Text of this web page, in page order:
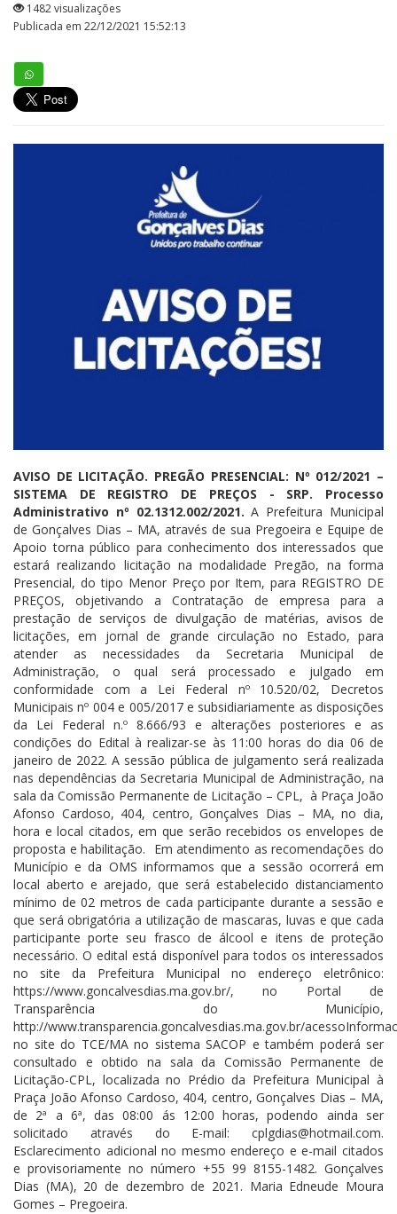
1482 visualizações
Publicada em 22/12/2021 15:52:13
AVISO DE LICITAÇÃO. PREGÃO PRESENCIAL: Nº 012/2021 –
SISTEMA DE REGISTRO DE PREÇOS - SRP. Processo
Administrativo nº 02.1312.002/2021. A Prefeitura Municipal
de Gonçalves Dias – MA, através de sua Pregoeira e Equipe de
Apoio torna público para conhecimento dos interessados que
estará realizando licitação na modalidade Pregão, na forma
Presencial, do tipo Menor Preço por Item, para REGISTRO DE
PREÇOS, objetivando a Contratação de empresa para a
prestação de serviços de divulgação de matérias, avisos de
licitações, em jornal de grande circulação no Estado, para
atender as necessidades da Secretaria Municipal de
Administração, o qual será processado e julgado em
conformidade com a Lei Federal nº 10.520/02, Decretos
Municipais nº 004 e 005/2017 e subsidiariamente as disposições
da Lei Federal n.º 8.666/93 e alterações posteriores e as
condições do Edital à realizar-se às 11:00 horas do dia 06 de
janeiro de 2022. A sessão pública de julgamento será realizada
nas dependências da Secretaria Municipal de Administração, na
sala da Comissão Permanente de Licitação – CPL, à Praça João
Afonso Cardoso, 404, centro, Gonçalves Dias – MA, no dia,
hora e local citados, em que serão recebidos os envelopes de
proposta e habilitação. Em atendimento as recomendações do
Município e da OMS informamos que a sessão ocorrerá em
local aberto e arejado, que será estabelecido distanciamento
mínimo de 02 metros de cada participante durante a sessão e
que será obrigatória a utilização de mascaras, luvas e que cada
participante porte seu frasco de álcool e itens de proteção
necessário. O edital está disponível para todos os interessados
no site da Prefeitura Municipal no endereço eletrônico:
https://www.goncalvesdias.ma.gov.br/, no Portal de
Transparência do Município,
http://www.transparencia.goncalvesdias.ma.gov.br/
no site do TCE/MA no sistema SACOP e também poderá ser
consultado e obtido na sala da Comissão Permanente de
Licitação-CPL, localizada no Prédio da Prefeitura Municipal à
Praça João Afonso Cardoso, 404, centro, Gonçalves Dias – MA,
de 2ª a 6ª, das 08:00 ás 12:00 horas, podendo ainda ser
solicitado através do E-mail: cplgdias@hotmail.com.
Esclarecimento adicional no mesmo endereço e e-mail citados
e provisoriamente no número +55 99 8155-1482. Gonçalves
Dias (MA), 20 de dezembro de 2021. Maria Edneude Moura
Gomes – Pregoeira.